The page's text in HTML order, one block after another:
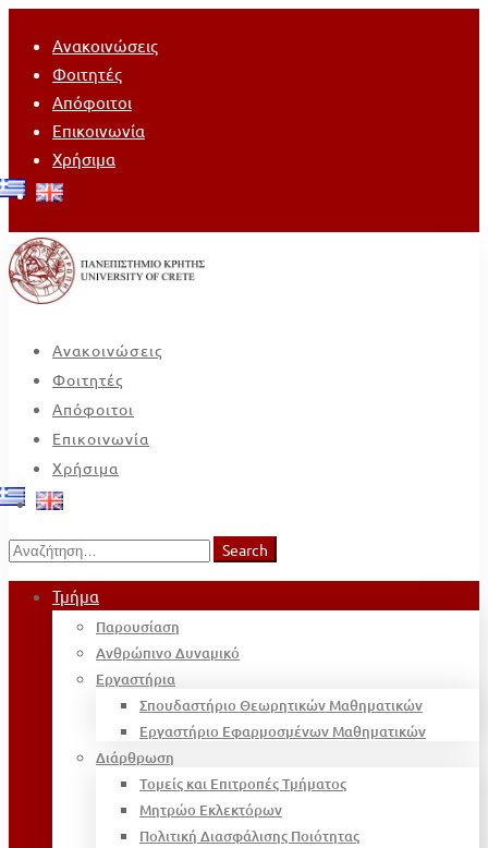
Ανακοινώσεις
Φοιτητές
Απόφοιτοι
Επικοινωνία
Χρήσιμα
Ανακοινώσεις
Φοιτητές
Απόφοιτοι
Επικοινωνία
Χρήσιμα
Search
for:
Search
Τμήμα
Παρουσίαση
Ανθρώπινο Δυναμικό
Εργαστήρια
Σπουδαστήριο Θεωρητικών Μαθηματικών
Εργαστήριο Εφαρμοσμένων Μαθηματικών
Διάρθρωση
Τομείς και Επιτροπές Τμήματος
Μητρώο Εκλεκτόρων
Πολιτική Διασφάλισης Ποιότητας